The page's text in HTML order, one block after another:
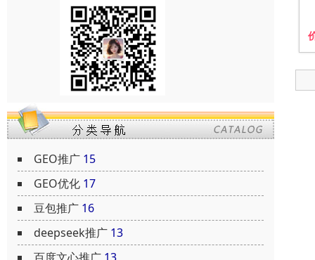
GEO推广 15
GEO优化 17
豆包推广 16
deepseek推广 13